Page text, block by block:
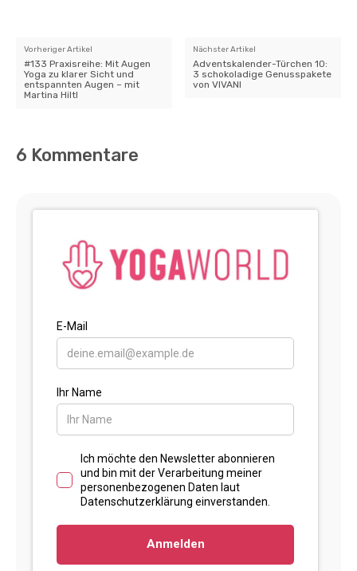
Vorheriger Artikel
#133 Praxisreihe: Mit Augen
Yoga zu klarer Sicht und
entspannten Augen – mit
Martina Hiltl
Nächster Artikel
Adventskalender-Türchen 10:
3 schokoladige Genusspakete
von VIVANI
6 Kommentare